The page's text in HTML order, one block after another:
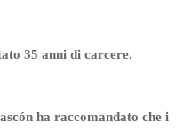
35 anni di carcere.
ha raccomandato che i